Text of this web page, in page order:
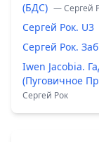
(БДС) — Сергей
Сергей Рок. U3
Сергей Рок.
Iwen Jacobia.
(Пуговичное
Сергей Рок